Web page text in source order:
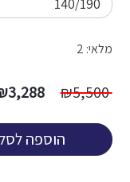
5,500
₪
המחיר
המקורי
היה:
5,500 ₪.
3,288
מלאי: 2
הוספה